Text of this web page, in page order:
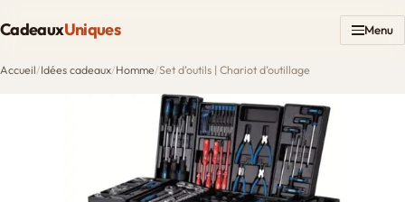
CadeauxUniques Menu
Accueil/Idées cadeaux/Homme/Set d’outils | Chariot d’outillage